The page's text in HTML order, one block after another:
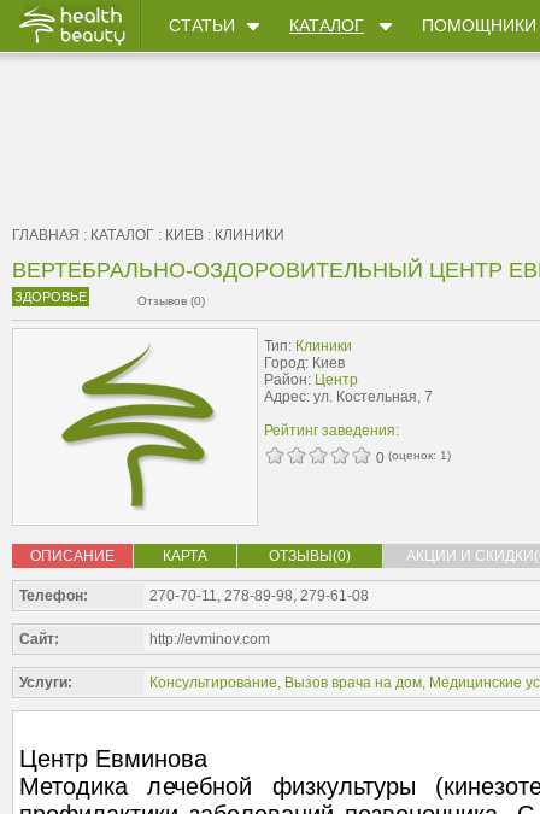
СТАТЬИ КАТАЛОГ ПОМОЩНИКИ
ГЛАВНАЯ : КАТАЛОГ : КИЕВ : КЛИНИКИ
ВЕРТЕБРАЛЬНО-ОЗДОРОВИТЕЛЬНЫЙ ЦЕНТР
ЗДОРОВЬЕ Отзывов (0)
Тип: Клиники
Город: Киев
Район: Центр
Адрес: ул. Костельная, 7
Рейтинг заведения:
0 (оценок: 1)
ОПИСАНИЕ КАРТА ОТЗЫВЫ(0) АКЦИИ И
Телефон: 270-70-11, 278-89-98, 279-61-08
Сайт: http://evminov.com
Услуги: Консультирование, Вызов врача на дом, Медицинские
Центр Евминова
Методика лечебной физкультуры